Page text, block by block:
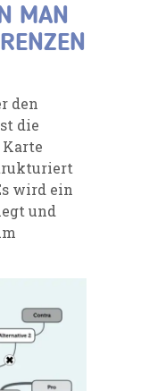
MAN
den
die
wird ein
und